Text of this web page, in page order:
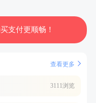
支付更顺畅！
查看更多
3111浏览